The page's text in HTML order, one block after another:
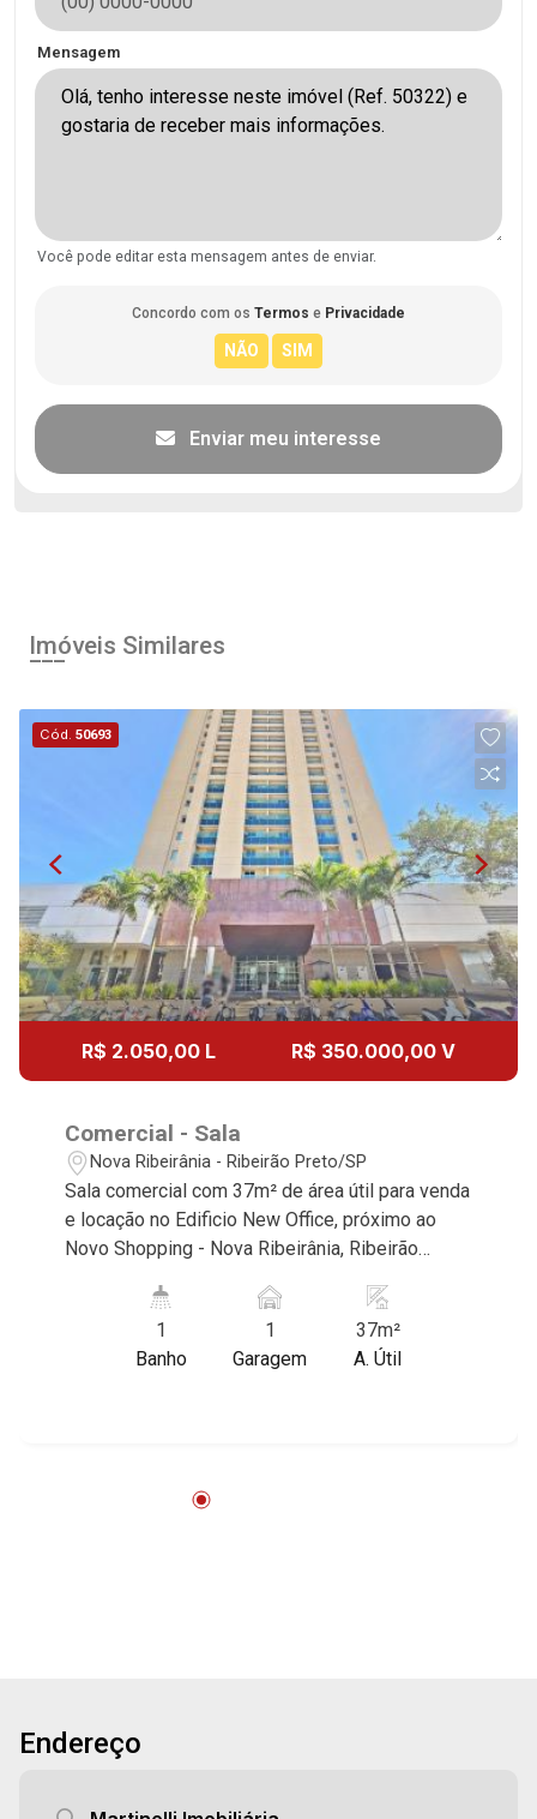
Mensagem
Você pode editar esta mensagem antes de enviar.
Concordo com os Termos e Privacidade
Enviar meu interesse
Imóveis Similares
Cód.50693
R$ 2.050,00 L R$ 350.000,00 V
Comercial - Sala
Nova Ribeirânia - Ribeirão Preto/SP
Sala comercial com 37m² de área útil para venda
e locação no Edificio New Office, próximo ao
Novo Shopping - Nova Ribeirânia, Ribeirão
imóvel que a Martinelli Imobiliária selecionou
armários e ar-condicionado - WC - Copa - 1 vaga
terrenos residenciais e comerciais nos bairros
Boulevard, Higienópolis, Sumaré, Jardim
América, Alto do Ipê, Jardim Irajá, Royal Park,
1
Banho
1
Garagem
37m²
A. Útil
Endereço